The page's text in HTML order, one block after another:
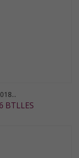
BTLLES